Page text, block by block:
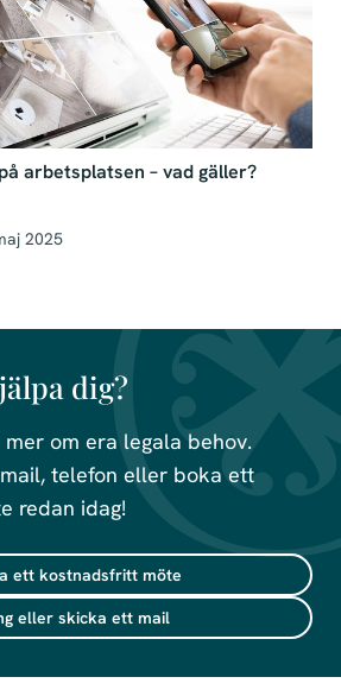
arbetsplatsen – vad gäller?
2025
dig?
om era legala behov.
telefon eller boka ett
redan idag!
ett kostnadsfritt möte
eller skicka ett mail